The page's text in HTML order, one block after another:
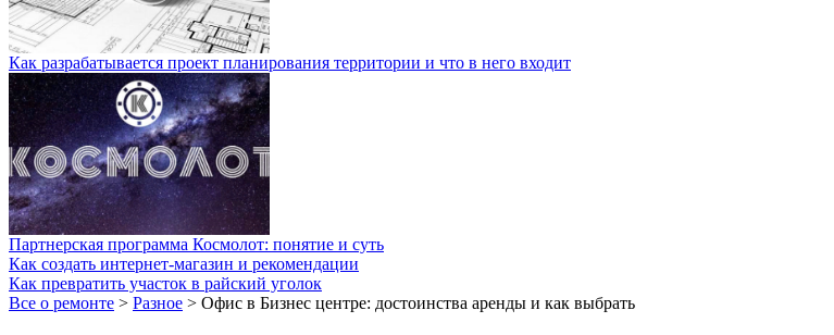
Как разрабатывается проект планирования территории и что в него входит
Партнерская программа Космолот: понятие и суть
Как создать интернет-магазин и рекомендации
Как превратить участок в райский уголок
Все о ремонте > Разное > Офис в Бизнес центре: достоинства аренды и как выбрать